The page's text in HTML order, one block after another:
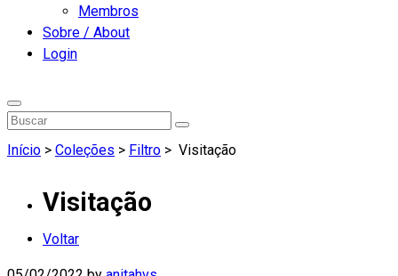
Membros
Sobre / About
Login
Início > Coleções > Filtro > Visitação
Visitação
Voltar